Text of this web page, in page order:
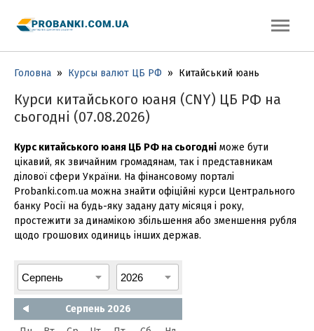
Головна » Курсы валют ЦБ РФ » Китайський юань
Курси китайського юаня (CNY) ЦБ РФ на
сьогодні (07.08.2026)
Курс китайського юаня ЦБ РФ на сьогодні може бути
цікавий, як звичайним громадянам, так і представникам
ділової сфери України. На фінансовому порталі
Probanki.com.ua можна знайти офіційні курси Центрального
банку Росії на будь-яку задану дату місяця і року,
простежити за динамікою збільшення або зменшення рубля
щодо грошових одиниць інших держав.
Серпень 2026